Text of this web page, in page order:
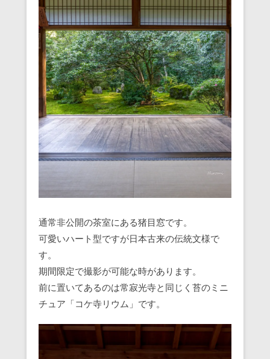
通常非公開の茶室にある猪目窓です。
可愛いハート型ですが日本古来の伝統文様で
す。
期間限定で撮影が可能な時があります。
前に置いてあるのは常寂光寺と同じく苔のミニ
チュア「コケ寺リウム」です。